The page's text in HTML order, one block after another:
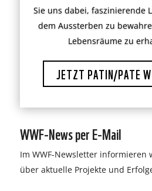
Sie uns dabei, faszinierende
dem Aussterben zu
Lebensräume zu
JETZT PATIN/PATE
WWF-News per E-Mail
Im WWF-Newsletter informieren
über aktuelle Projekte und